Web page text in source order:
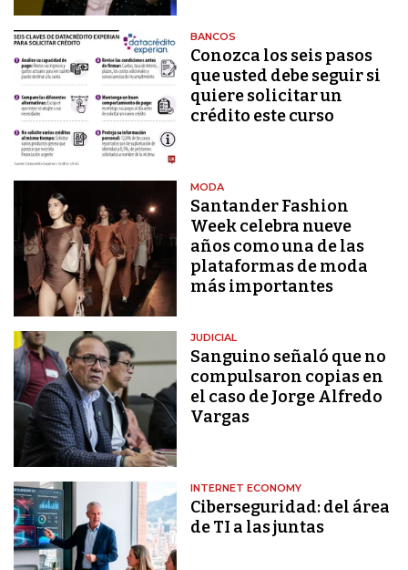
BANCOS
Conozca los seis pasos
que usted debe seguir si
quiere solicitar un
crédito este curso
MODA
Santander Fashion
Week celebra nueve
años como una de las
plataformas de moda
más importantes
JUDICIAL
Sanguino señaló que no
compulsaron copias en
el caso de Jorge Alfredo
Vargas
INTERNET ECONOMY
Ciberseguridad: del área
de TI a las juntas